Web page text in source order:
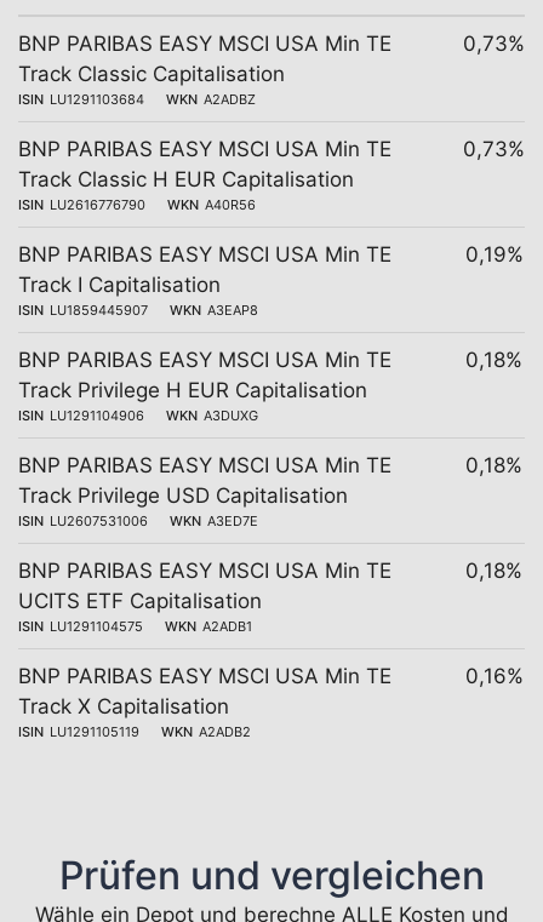
BNP PARIBAS EASY MSCI USA Min TE
Track Classic Capitalisation
ISIN LU1291103684 WKN A2ADBZ
0,73%
BNP PARIBAS EASY MSCI USA Min TE
Track Classic H EUR Capitalisation
ISIN LU2616776790 WKN A40R56
0,73%
BNP PARIBAS EASY MSCI USA Min TE
Track I Capitalisation
ISIN LU1859445907 WKN A3EAP8
0,19%
BNP PARIBAS EASY MSCI USA Min TE
Track Privilege H EUR Capitalisation
ISIN LU1291104906 WKN A3DUXG
0,18%
BNP PARIBAS EASY MSCI USA Min TE
Track Privilege USD Capitalisation
ISIN LU2607531006 WKN A3ED7E
0,18%
BNP PARIBAS EASY MSCI USA Min TE
UCITS ETF Capitalisation
ISIN LU1291104575 WKN A2ADB1
0,18%
BNP PARIBAS EASY MSCI USA Min TE
Track X Capitalisation
ISIN LU1291105119 WKN A2ADB2
0,16%
Prüfen und vergleichen
Wähle ein Depot und berechne ALLE Kosten und